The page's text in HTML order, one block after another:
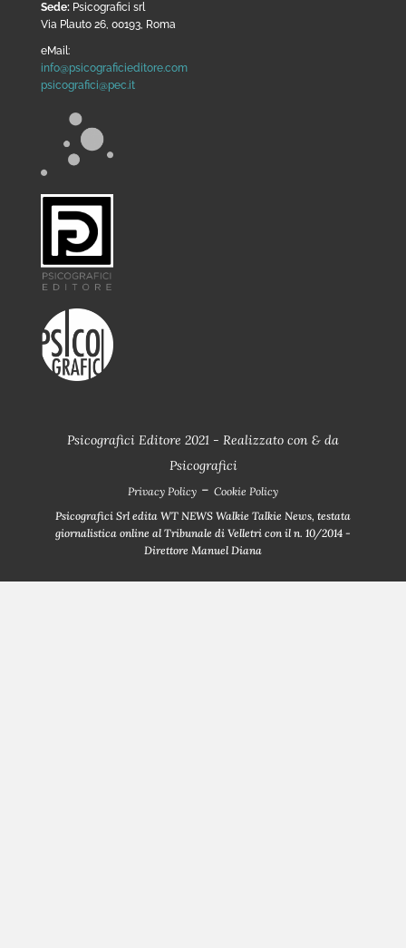
Sede: Psicografici srl
Via Plauto 26, 00193, Roma
eMail:
info@psicograficieditore.com
psicografici@pec.it
Psicografici Editore 2021 - Realizzato con & da
Psicografici
Privacy Policy - Cookie Policy
Psicografici Srl edita WT NEWS Walkie Talkie News, testata
giornalistica online al Tribunale di Velletri con il n. 10/2014 -
Direttore Manuel Diana